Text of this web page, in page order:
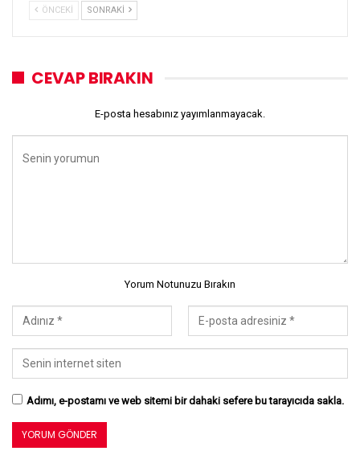
ÖNCEKI SONRAKI
CEVAP BIRAKIN
E-posta hesabınız yayımlanmayacak.
Yorum Notunuzu Bırakın
Adımı, e-postamı ve web sitemi bir dahaki sefere bu tarayıcıda sakla.